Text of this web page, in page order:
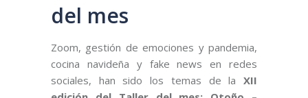
del mes
Zoom, gestión de emociones y pandemia,
cocina navideña y fake news en redes
sociales, han sido los temas de la XII